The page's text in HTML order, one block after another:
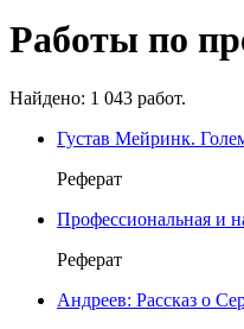
Работы по
Найдено: 1 043 работ.
Густав Мейринк.
Реферат
Профессиональная и
Реферат
Андреев: Рассказ о